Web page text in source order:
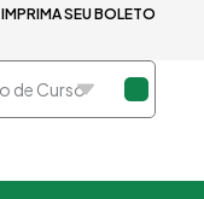
IMPRIMA SEU BOLETO